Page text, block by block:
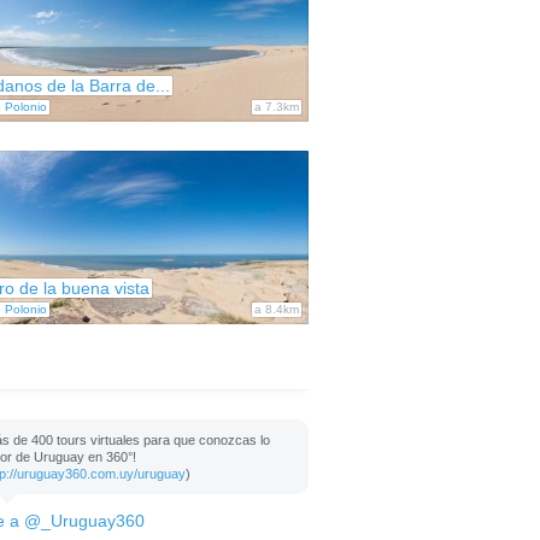
Polonio
de la Barra de...
a 7.3km
Polonio
de la buena vista
a 8.4km
de 400 tours virtuales para que conozcas lo
de Uruguay en 360°!
uruguay360.com.uy/uruguay)
a @_Uruguay360